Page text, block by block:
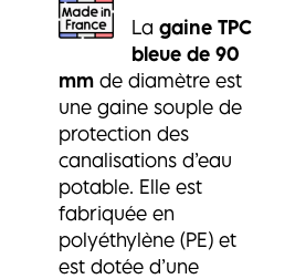
La gaine TPC
bleue de 90
mmde diamètre est
une gaine souple de
protection des
canalisations d’eau
potable. Elle est
fabriquée en
polyéthylène (PE) et
est dotée d’une